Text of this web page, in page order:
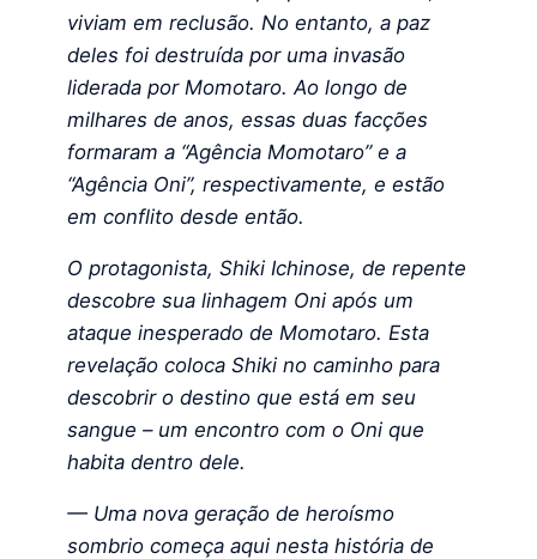
viviam em reclusão. No entanto, a paz
deles foi destruída por uma invasão
liderada por Momotaro. Ao longo de
milhares de anos, essas duas facções
formaram a “Agência Momotaro” e a
“Agência Oni”, respectivamente, e estão
em conflito desde então.
O protagonista, Shiki Ichinose, de repente
descobre sua linhagem Oni após um
ataque inesperado de Momotaro. Esta
revelação coloca Shiki no caminho para
descobrir o destino que está em seu
sangue – um encontro com o Oni que
habita dentro dele.
— Uma nova geração de heroísmo
sombrio começa aqui nesta história de